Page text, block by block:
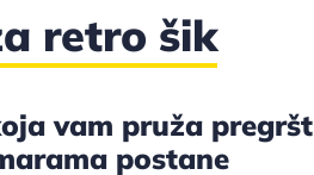
retro šik
vam pruža pregršt
postane